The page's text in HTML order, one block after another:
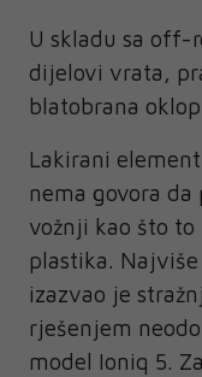
U skladu sa off-
dijelovi vrata,
blatobrana
Lakirani
nema govora
vožnji kao što to
plastika.
izazvao je
rješenjem
model Ioniq 5.